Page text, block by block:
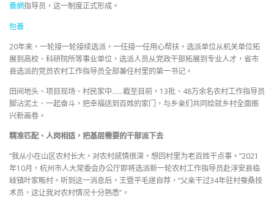
養網指导员，这一制度正式形成。
包養
20年来，一轮接一轮接续选派，一任接一任用心帮扶，选派单位从机关单位拓
展到高校、科研院所等事业单位，选派人员从党政干部拓展到专业人才，省市
县选派的党员农村工作指导员全部兼任村里的第一书记。
田间地头、项目现场、村民家中……截至目前，13批、48万余名农村工作指导员
脚沾泥土、一起奋斗，把幸福送到百姓的家门，与乡亲们共同绘就乡村全面振
兴新画卷。
精准匹配、人岗相适，把基层需要的干部派下去
“我从小在山区农村长大，对农村感情很深，想回村里为老百姓干点事。”2021
年10月，杭州市人大常委会办公厅即将选派新一轮农村工作指导员赴淳安县临
岐镇叶家畈村。听到这一消息后，王暨平毛遂自荐，“父亲干过34年驻村蚕桑技
术员，这让我对农村情况十分熟悉”。